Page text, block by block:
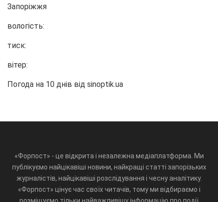
Запоріжжя
вологість:
тиск:
вітер:
Погода на 10 днів від sinoptik.ua
«Форпост» - це відкрита і незалежна медіаплатформа. Ми
публікуємо найцікавіші новини, найкращі статті запорізьких
журналістів, найцікавіші розслідування і чесну аналітику.
«Форпост» цінує час своїх читачів, тому ми відбираємо і
розміщуємо тільки найважливішу інформацію про події